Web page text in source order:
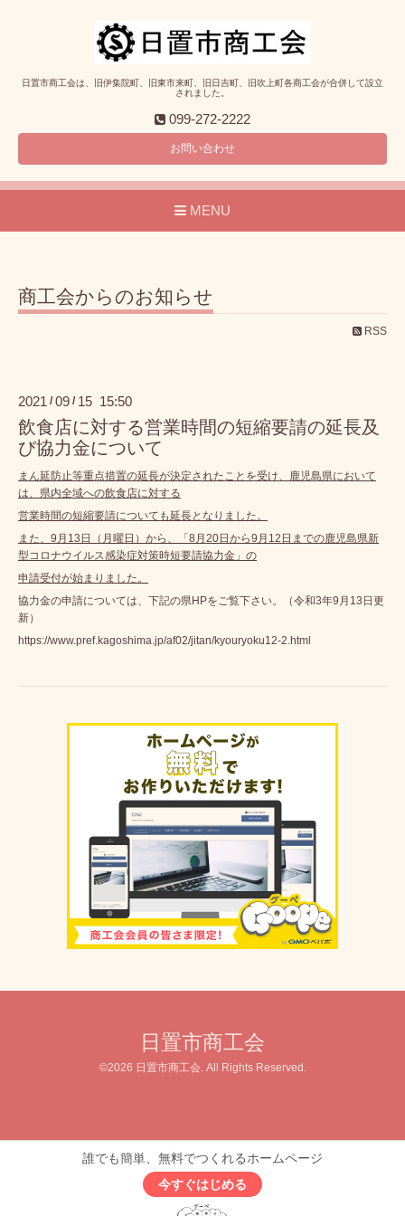
日置市商工会は、旧伊集院町、旧東市来町、旧日吉町、旧吹上町各商工会が合併して設立
されました。
099-272-2222
お問い合わせ
MENU
商工会からのお知らせ
RSS
2021 / 09 / 15 15:50
飲食店に対する営業時間の短縮要請の延長及
び協力金について
まん延防止等重点措置の延長が決定されたことを受け、鹿児島県において
は、県内全域への飲食店に対する
営業時間の短縮要請についても延長となりました。
また、9月13日（月曜日）から、「8月20日から9月12日までの鹿児島県新
型コロナウイルス感染症対策時短要請協力金」の
申請受付が始まりました。
協力金の申請については、下記の県HPをご覧下さい。（令和3年9月13日更
新）
https://www.pref.kagoshima.jp/af02/jitan/kyouryoku12-2.html
日置市商工会
©2026 日置市商工会. All Rights Reserved.
誰でも簡単、無料でつくれるホームページ
今すぐはじめる